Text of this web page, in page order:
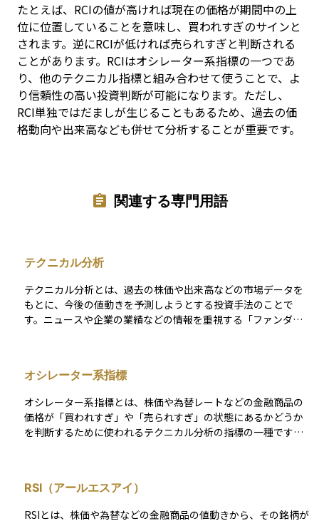
たとえば、RCIの値が高ければ現在の価格が期間中の上
位に位置していることを意味し、買われすぎのサインと
されます。逆にRCIが低ければ売られすぎと判断される
ことがあります。RCIはオシレーター系指標の一つであ
り、他のテクニカル指標と組み合わせて使うことで、よ
り信頼性の高い投資判断が可能になります。ただし、
RCI単独ではだましが生じることもあるため、過去の価
格動向や出来高なども併せて分析することが重要です。
関連する専門用語
テクニカル分析
テクニカル分析とは、過去の株価や出来高などの市場データを
もとに、今後の値動きを予測しようとする投資手法のことで
す。ニュースや企業の業績などの情報を重視する「ファンダメ
ル分析は、短期的な売買やタイミング投資に強みがあり、特に
デイトレードやスイングトレードを行う投資家に重宝されてい
ます。ただし、未来の値動きを確実に当てられるわけではない
ため、リスク管理や他の情報との併用が重要です。資産運用を
始めるうえで、チャートを読む力は判断材料のひとつとして有
オシレーター系指標
オシレーター系指標とは、株価や為替レートなどの金融商品の
価格が「買われすぎ」や「売られすぎ」の状態にあるかどうか
を判断するために使われるテクニカル分析の指標の一種です。
とえば、数値が高すぎれば「買われすぎ」とされ、価格が下が
る可能性が示唆されます。逆に、数値が低すぎれば「売られす
RSI（アールエスアイ）
RSIとは、株価や為替などの金融商品の値動きから、その銘柄が